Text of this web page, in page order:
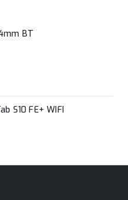
nm)BT
S10 FE+ WIFI